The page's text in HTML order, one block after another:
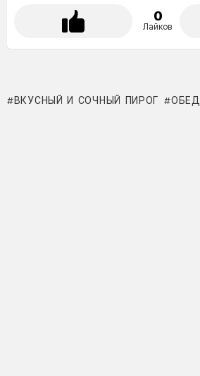
0
Лайков
ВКУСНЫЙ И СОЧНЫЙ ПИРОГ ОБЕД